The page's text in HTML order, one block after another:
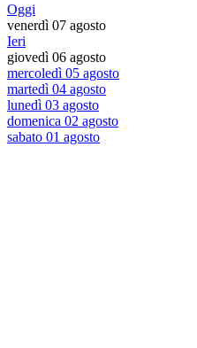
Oggi
venerdì 07 agosto
Ieri
giovedì 06 agosto
mercoledì 05 agosto
martedì 04 agosto
lunedì 03 agosto
domenica 02 agosto
sabato 01 agosto